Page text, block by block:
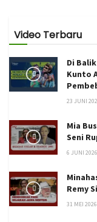
Video Terbaru
Di
Kunto
23 JUNI
Mia
Seni
6 JUNI 2026
Remy
31 MEI 2026